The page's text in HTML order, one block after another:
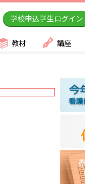
学校申込学生ログイン
教材 講座